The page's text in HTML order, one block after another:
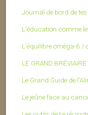
Journal de bord de
L’éducation comme
L’équilibre oméga-6
LE GRAND
Le Grand Guide de
Le jeûne face au